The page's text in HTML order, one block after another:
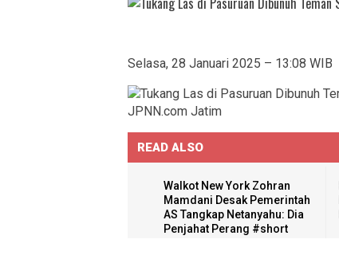
Selasa, 28 Januari 2025 – 13:08 WIB
READ ALSO
Walkot New York Zohran
Mamdani Desak Pemerintah
AS Tangkap Netanyahu: Dia
Penjahat Perang #short